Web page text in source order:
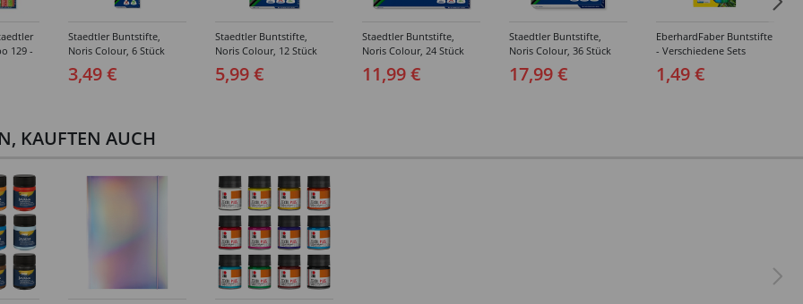
129 -
Staedtler Buntstifte,
Noris Colour, 6 Stück
sortiert
3,49 €
Staedtler Buntstifte,
Noris Colour, 12 Stück
sortiert
5,99 €
Staedtler Buntstifte,
Noris Colour, 24 Stück
sortiert
11,99 €
Staedtler Buntstifte,
Noris Colour, 36 Stück
sortiert
17,99 €
EberhardFaber Buntstifte
- Verschiedene Sets
1,49 €
KAUFTEN AUCH